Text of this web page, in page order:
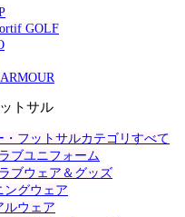
GOLF
トサル
・フットサルカテゴリすべて
ブユニフォーム
ブウェア＆グッズ
ングウェア
ルウェア